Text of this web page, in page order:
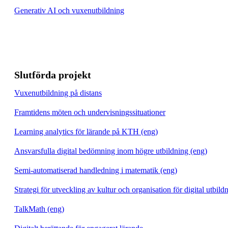
Generativ AI och vuxenutbildning
Slutförda projekt
Vuxenutbildning på distans
Framtidens möten och undervisningssituationer
Learning analytics för lärande på KTH (eng)
Ansvarsfulla digital bedömning inom högre utbildning (eng)
Semi-automatiserad handledning i matematik (eng)
Strategi för utveckling av kultur och organisation för digital
TalkMath (eng)